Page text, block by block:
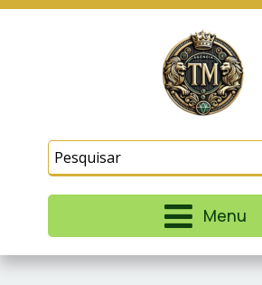
Menu
similares para lembrar e entender como
nosso site, analisar seu uso de nossos
e serviços, ajudar com nossos esforços de
marketing e fornecer conteúdo de terceiros.
Termos e CondiçõesePolítica de